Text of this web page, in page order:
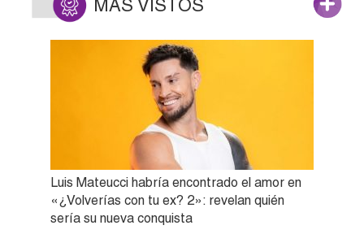
MÁS VISTOS
Luis Mateucci habría encontrado el amor en
«¿Volverías con tu ex? 2»: revelan quién
sería su nueva conquista